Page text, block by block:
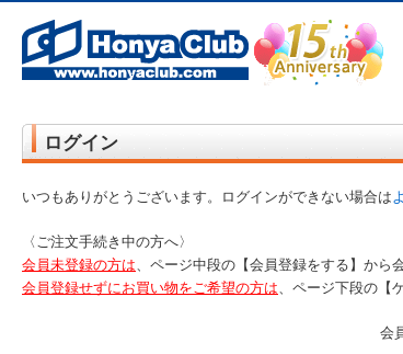
ログイン
いつもありがとうございます。ログインができない場合は
〈ご注文手続き中の方へ〉
会員未登録の方は、ページ中段の【会員登録をする】から
会員登録せずにお買い物をご希望の方は、ページ下段の【
会